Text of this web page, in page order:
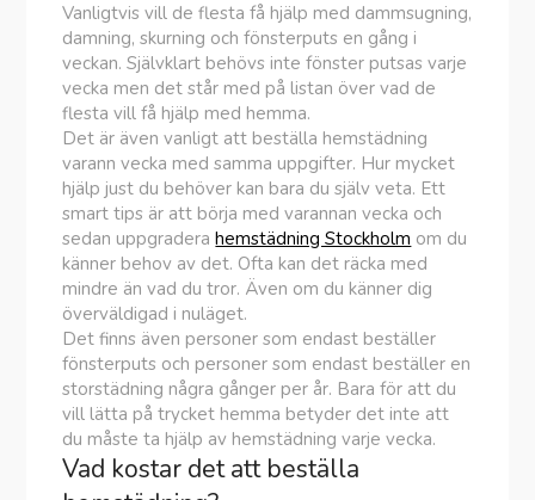
Vanligtvis vill de flesta få hjälp med dammsugning,
damning, skurning och fönsterputs en gång i
veckan. Självklart behövs inte fönster putsas varje
vecka men det står med på listan över vad de
flesta vill få hjälp med hemma.
Det är även vanligt att beställa hemstädning
varann vecka med samma uppgifter. Hur mycket
hjälp just du behöver kan bara du själv veta. Ett
smart tips är att börja med varannan vecka och
sedan uppgraderahemstädning Stockholm om du
känner behov av det. Ofta kan det räcka med
mindre än vad du tror. Även om du känner dig
överväldigad i nuläget.
Det finns även personer som endast beställer
fönsterputs och personer som endast beställer en
storstädning några gånger per år. Bara för att du
vill lätta på trycket hemma betyder det inte att
du måste ta hjälp av hemstädning varje vecka.
Vad kostar det att beställa